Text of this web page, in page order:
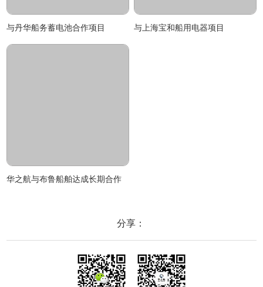
与丹华船务蓄电池合作项目 与上海宝和船用电器项目
华之航与布鲁船舶达成长期合作
分享：